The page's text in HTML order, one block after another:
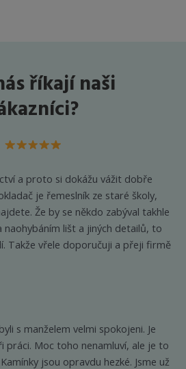
stránce říkají naši
a proto si dokážu vážit dobře
je řemeslník ze staré školy,
Že by se někdo zabýval takhle
naohybáním lišt a jiných detailů, to
Takže vřele doporučuji a přeji firmě
s manželem velmi spokojeni. Je
Moc toho nenamluví, ale je to
jsou opravdu hezké. Jsme už